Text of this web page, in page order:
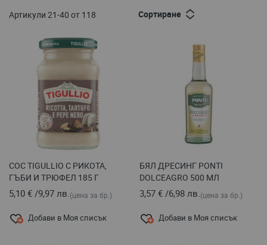
Артикули 21-40 от 118 Сортиране
СОС TIGULLIO С РИКОТА,
ГЪБИ И ТРЮФЕЛ 185 Г
5,10 € /9,97 лв.(цена за бр.)
Добави в Моя списък
БЯЛ ДРЕСИНГ PONTI
DOLCEAGRO 500 МЛ
3,57 € /6,98 лв.(цена за бр.)
Добави в Моя списък